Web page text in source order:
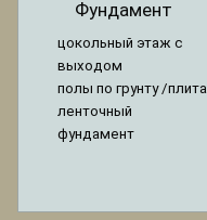
Фундамент
цокольный этаж с
выходом
полы по грунту /плита
ленточный
фундамент